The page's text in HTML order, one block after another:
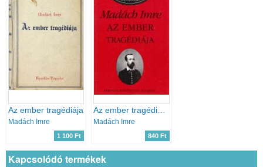
Az ember tragédiája
Madách Imre
1 100 Ft
Madách Imre
840 Ft
Kapcsolódó termékek